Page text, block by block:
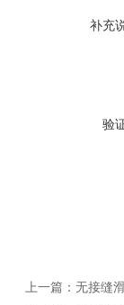
补充
验
上一篇： 无接缝